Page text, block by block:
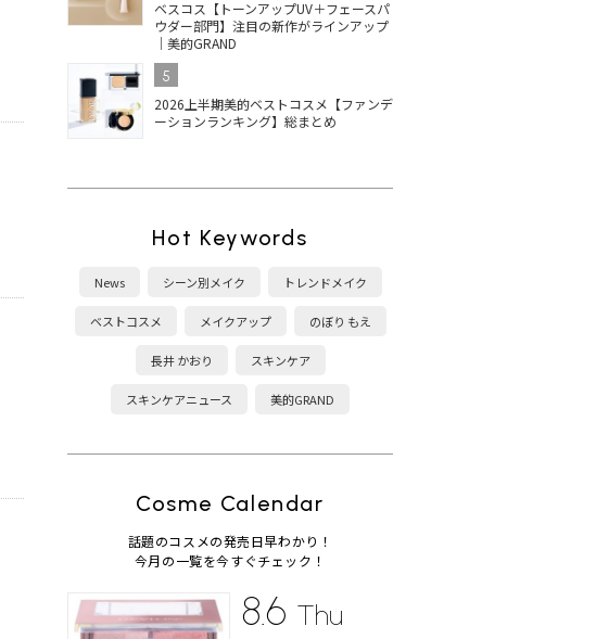
ベスコス【トーンアップUV＋フェースパ
ウダー部門】注目の新作がラインアップ
｜美的GRAND
5
2026上半期美的ベストコスメ【ファンデ
ーションランキング】総まとめ
Hot Keywords
News シーン別メイク トレンドメイク
ベストコスメ メイクアップ のぼり もえ
長井 かおり スキンケア
スキンケアニュース 美的GRAND
Cosme Calendar
話題のコスメの発売日早わかり！
今月の一覧を今すぐチェック！
8.6 Thu